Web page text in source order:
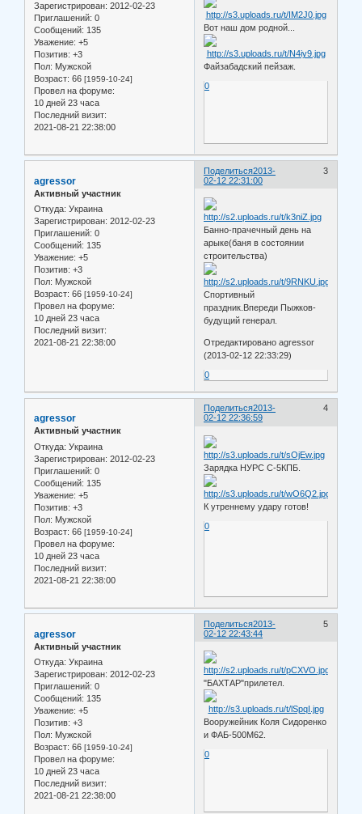
Зарегистрирован: 2012-02-23
Приглашений: 0
Сообщений: 135
Уважение: +5
Позитив: +3
Пол: Мужской
Возраст: 66 [1959-10-24]
Провел на форуме:
10 дней 23 часа
Последний визит:
2021-08-21 22:38:00
Вот наш дом родной...
Файзабадский пейзаж.
0
Поделиться 3
2013-
02-12 22:31:00
agressor
Активный участник
Откуда: Украина
Зарегистрирован: 2012-02-23
Приглашений: 0
Сообщений: 135
Уважение: +5
Позитив: +3
Пол: Мужской
Возраст: 66 [1959-10-24]
Провел на форуме:
10 дней 23 часа
Последний визит:
2021-08-21 22:38:00
Банно-прачечный день на
арыке(баня в состоянии
строительства)
Спортивный
праздник.Впереди Пыжков-
будущий генерал.
Отредактировано agressor
(2013-02-12 22:33:29)
0
Поделиться 4
2013-
02-12 22:36:59
agressor
Активный участник
Откуда: Украина
Зарегистрирован: 2012-02-23
Приглашений: 0
Сообщений: 135
Уважение: +5
Позитив: +3
Пол: Мужской
Возраст: 66 [1959-10-24]
Провел на форуме:
10 дней 23 часа
Последний визит:
2021-08-21 22:38:00
Зарядка НУРС С-5КПБ.
К утреннему удару готов!
0
Поделиться 5
2013-
02-12 22:43:44
agressor
Активный участник
Откуда: Украина
Зарегистрирован: 2012-02-23
Приглашений: 0
Сообщений: 135
Уважение: +5
Позитив: +3
Пол: Мужской
Возраст: 66 [1959-10-24]
Провел на форуме:
10 дней 23 часа
Последний визит:
2021-08-21 22:38:00
"БАХТАР"прилетел.
Вооружейник Коля Сидоренко
и ФАБ-500М62.
0